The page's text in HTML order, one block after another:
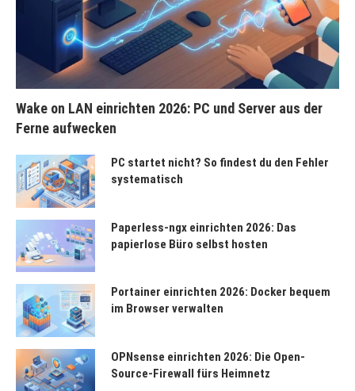
Wake on LAN einrichten 2026: PC und Server aus der
Ferne aufwecken
PC startet nicht? So findest du den Fehler
systematisch
Paperless-ngx einrichten 2026: Das
papierlose Büro selbst hosten
Portainer einrichten 2026: Docker bequem
im Browser verwalten
OPNsense einrichten 2026: Die Open-
Source-Firewall fürs Heimnetz